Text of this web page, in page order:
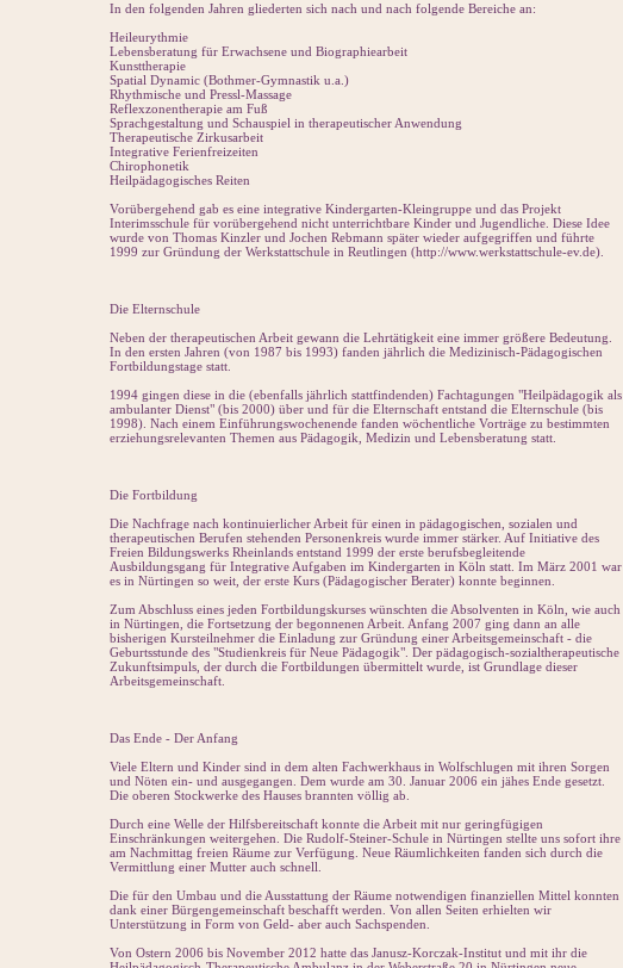
In den folgenden Jahren gliederten sich nach und nach folgende Bereiche an:
Heileurythmie
Lebensberatung für Erwachsene und Biographiearbeit
Kunsttherapie
Spatial Dynamic (Bothmer-Gymnastik u.a.)
Rhythmische und Pressl-Massage
Reflexzonentherapie am Fuß
Sprachgestaltung und Schauspiel in therapeutischer Anwendung
Therapeutische Zirkusarbeit
Integrative Ferienfreizeiten
Chirophonetik
Heilpädagogisches Reiten
Vorübergehend gab es eine integrative Kindergarten-Kleingruppe und das Projekt
Interimsschule für vorübergehend nicht unterrichtbare Kinder und Jugendliche. Diese Idee
wurde von Thomas Kinzler und Jochen Rebmann später wieder aufgegriffen und führte
1999 zur Gründung der Werkstattschule in Reutlingen (http://www.werkstattschule-ev.de).
Die Elternschule
Neben der therapeutischen Arbeit gewann die Lehrtätigkeit eine immer größere Bedeutung.
In den ersten Jahren (von 1987 bis 1993) fanden jährlich die Medizinisch-Pädagogischen
Fortbildungstage statt.
1994 gingen diese in die (ebenfalls jährlich stattfindenden) Fachtagungen "Heilpädagogik als
ambulanter Dienst" (bis 2000) über und für die Elternschaft entstand die Elternschule (bis
1998). Nach einem Einführungswochenende fanden wöchentliche Vorträge zu bestimmten
erziehungsrelevanten Themen aus Pädagogik, Medizin und Lebensberatung statt.
Die Fortbildung
Die Nachfrage nach kontinuierlicher Arbeit für einen in pädagogischen, sozialen und
therapeutischen Berufen stehenden Personenkreis wurde immer stärker. Auf Initiative des
Freien Bildungswerks Rheinlands entstand 1999 der erste berufsbegleitende
Ausbildungsgang für Integrative Aufgaben im Kindergarten in Köln statt. Im März 2001 war
es in Nürtingen so weit, der erste Kurs (Pädagogischer Berater) konnte beginnen.
Zum Abschluss eines jeden Fortbildungskurses wünschten die Absolventen in Köln, wie auch
in Nürtingen, die Fortsetzung der begonnenen Arbeit. Anfang 2007 ging dann an alle
bisherigen Kursteilnehmer die Einladung zur Gründung einer Arbeitsgemeinschaft - die
Geburtsstunde des "Studienkreis für Neue Pädagogik". Der pädagogisch-sozialtherapeutische
Zukunftsimpuls, der durch die Fortbildungen übermittelt wurde, ist Grundlage dieser
Arbeitsgemeinschaft.
Das Ende - Der Anfang
Viele Eltern und Kinder sind in dem alten Fachwerkhaus in Wolfschlugen mit ihren Sorgen
und Nöten ein- und ausgegangen. Dem wurde am 30. Januar 2006 ein jähes Ende gesetzt.
Die oberen Stockwerke des Hauses brannten völlig ab.
Durch eine Welle der Hilfsbereitschaft konnte die Arbeit mit nur geringfügigen
Einschränkungen weitergehen. Die Rudolf-Steiner-Schule in Nürtingen stellte uns sofort ihre
am Nachmittag freien Räume zur Verfügung. Neue Räumlichkeiten fanden sich durch die
Vermittlung einer Mutter auch schnell.
Die für den Umbau und die Ausstattung der Räume notwendigen finanziellen Mittel konnten
dank einer Bürgengemeinschaft beschafft werden. Von allen Seiten erhielten wir
Unterstützung in Form von Geld- aber auch Sachspenden.
Von Ostern 2006 bis November 2012 hatte das Janusz-Korczak-Institut und mit ihr die